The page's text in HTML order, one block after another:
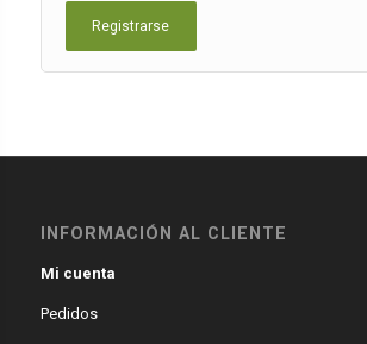
Registrarse
INFORMACIÓN AL CLIENTE
Mi cuenta
Pedidos